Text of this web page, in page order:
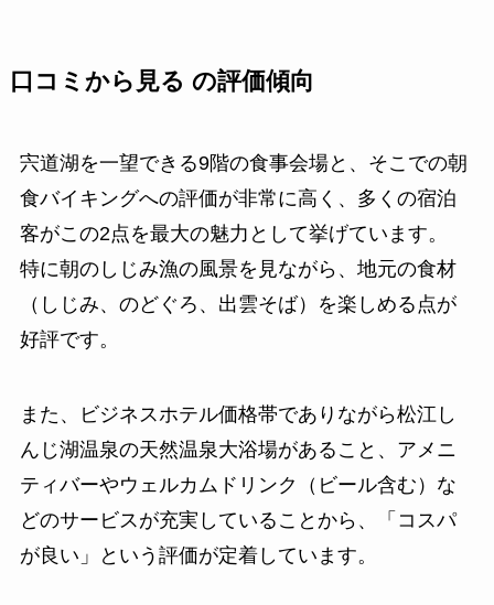
口コミから見る の評価傾向
宍道湖を一望できる9階の食事会場と、そこでの朝
食バイキングへの評価が非常に高く、多くの宿泊
客がこの2点を最大の魅力として挙げています。
特に朝のしじみ漁の風景を見ながら、地元の食材
（しじみ、のどぐろ、出雲そば）を楽しめる点が
好評です。
また、ビジネスホテル価格帯でありながら松江し
んじ湖温泉の天然温泉大浴場があること、アメニ
ティバーやウェルカムドリンク（ビール含む）な
どのサービスが充実していることから、「コスパ
が良い」という評価が定着しています。